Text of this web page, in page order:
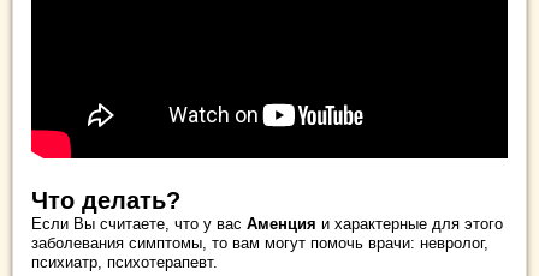
Что делать?
Если Вы считаете, что у вас Аменция и характерные для этого
заболевания симптомы, то вам могут помочь врачи: невролог,
психиатр, психотерапевт.